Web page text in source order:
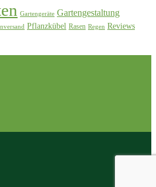
Gartengeräte Gartengestaltung
Pflanzkübel Rasen Regen Reviews